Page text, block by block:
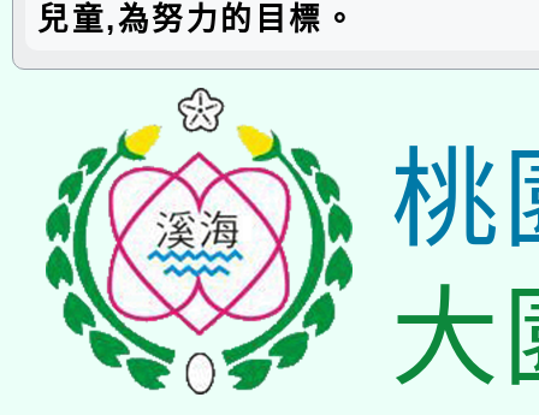
兒童,為努力的目標。
桃
大